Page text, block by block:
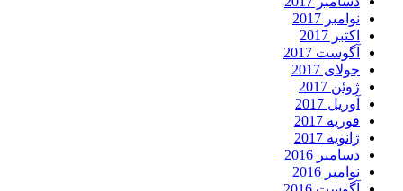
نوامبر 2017
اکتبر 2017
آگوست 2017
جولای 2017
ژوئن 2017
آوریل 2017
فوریه 2017
ژانویه 2017
دسامبر 2016
نوامبر 2016